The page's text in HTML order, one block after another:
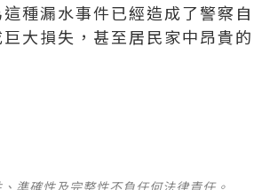
種漏水事件已經造成了警察自
大損失，甚至居民家中昂貴的
準確性及完整性不負任何法律責任。